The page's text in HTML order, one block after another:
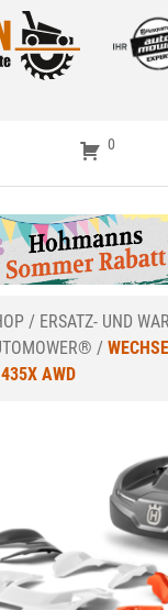
0
/ ERSATZ- UND
/
AWD